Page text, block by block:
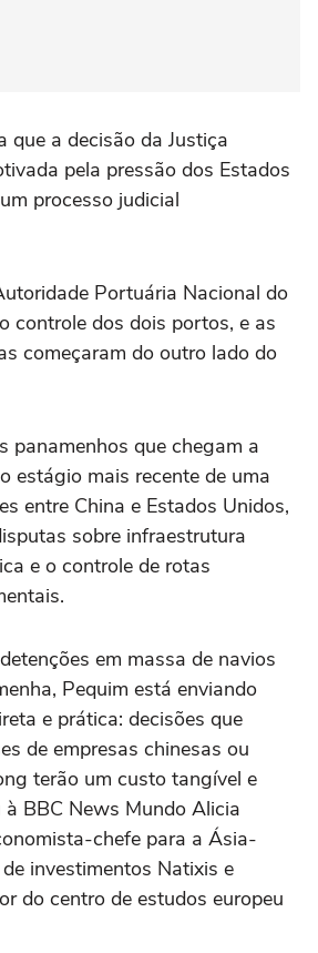
que a decisão da Justiça
pela pressão dos Estados
processo judicial
Portuária Nacional do
controle dos dois portos, e as
começaram do outro lado do
panamenhos que chegam a
estágio mais recente de uma
entre China e Estados Unidos,
sobre infraestrutura
e o controle de rotas
em massa de navios
Pequim está enviando
e prática: decisões que
de empresas chinesas ou
terão um custo tangível e
BBC News Mundo Alicia
chefe para a Ásia-
investimentos Natixis e
do centro de estudos europeu